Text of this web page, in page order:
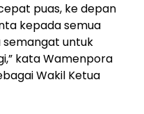
puas, ke depan
kepada semua
semangat untuk
kata Wamenpora
Wakil Ketua